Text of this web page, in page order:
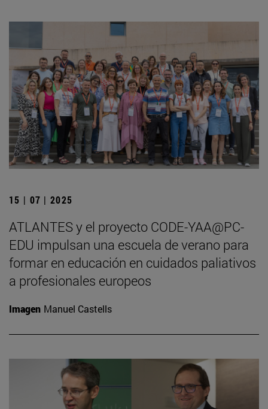
15 | 07 | 2025
ATLANTES y el proyecto CODE-YAA@PC-
EDU impulsan una escuela de verano para
formar en educación en cuidados paliativos
a profesionales europeos
Imagen Manuel Castells